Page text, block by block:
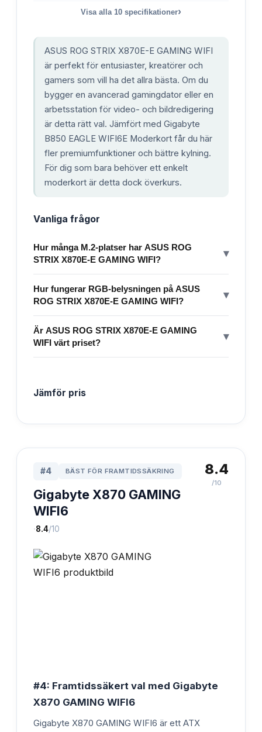
Visa alla 10 specifikationer›
ASUS ROG STRIX X870E-E GAMING WIFI
är perfekt för entusiaster, kreatörer och
gamers som vill ha det allra bästa. Om du
bygger en avancerad gamingdator eller en
arbetsstation för video- och bildredigering
är detta rätt val. Jämfört med Gigabyte
B850 EAGLE WIFI6E Moderkort får du här
fler premiumfunktioner och bättre kylning.
För dig som bara behöver ett enkelt
moderkort är detta dock överkurs.
Vanliga frågor
Hur många M.2-platser har ASUS ROG
STRIX X870E-E GAMING WIFI?
▾
Hur fungerar RGB-belysningen på ASUS
ROG STRIX X870E-E GAMING WIFI?
▾
Är ASUS ROG STRIX X870E-E GAMING
WIFI värt priset?
▾
Jämför pris
#4 BÄST FÖR FRAMTIDSSÄKRING
Gigabyte X870 GAMING
WIFI6
·8.4/10
8.4
/10
#4: Framtidssäkert val med Gigabyte
X870 GAMING WIFI6
Gigabyte X870 GAMING WIFI6 är ett ATX